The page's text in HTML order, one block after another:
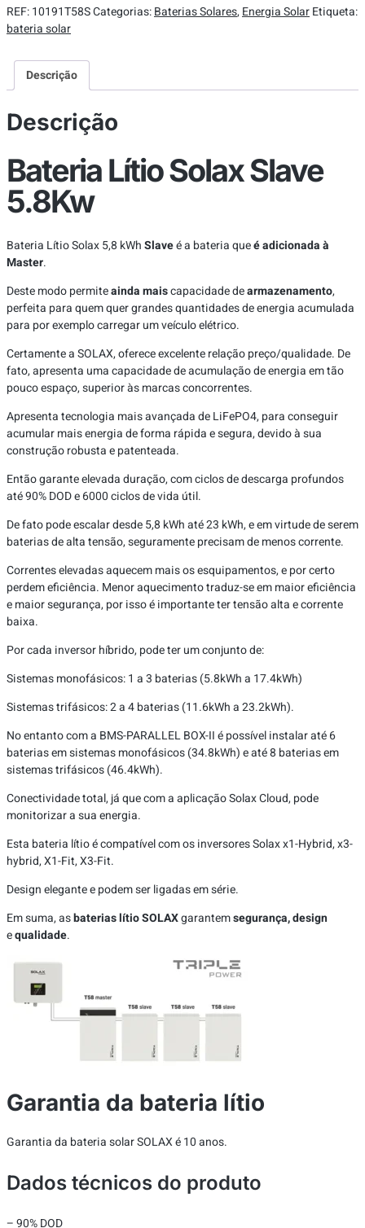
REF:10191T58SCategorias:Baterias Solares,Energia SolarEtiqueta:
bateria solar
Descrição
Descrição
Bateria Lítio Solax Slave
5.8Kw
Bateria Lítio Solax 5,8 kWhSlaveé a bateria queé adicionada à
Master.
Deste modo permiteainda maiscapacidade dearmazenamento,
perfeita para quem quer grandes quantidades de energia acumulada
para por exemplo carregar um veículo elétrico.
Certamente a SOLAX, oferece excelente relação preço/qualidade. De
fato, apresenta uma capacidade de acumulação de energia em tão
pouco espaço, superior às marcas concorrentes.
Apresenta tecnologia mais avançada de LiFePO4, para conseguir
acumular mais energia de forma rápida e segura, devido à sua
construção robusta e patenteada.
Então garante elevada duração, com ciclos de descarga profundos
até 90% DOD e 6000 ciclos de vida útil.
De fato pode escalar desde 5,8 kWh até 23 kWh, e em virtude de serem
baterias de alta tensão, seguramente precisam de menos corrente.
Correntes elevadas aquecem mais os esquipamentos, e por certo
perdem eficiência. Menor aquecimento traduz-se em maior eficiência
e maior segurança, por isso é importante ter tensão alta e corrente
baixa.
Por cada inversor híbrido, pode ter um conjunto de:
Sistemas monofásicos: 1 a 3 baterias (5.8kWh a 17.4kWh)
Sistemas trifásicos: 2 a 4 baterias (11.6kWh a 23.2kWh).
No entanto com a BMS-PARALLEL BOX-II é possível instalar até 6
baterias em sistemas monofásicos (34.8kWh) e até 8 baterias em
sistemas trifásicos (46.4kWh).
Conectividade total, já que com a aplicação Solax Cloud, pode
monitorizar a sua energia.
Esta bateria lítio é compatível com os inversores Solax x1-Hybrid, x3-
hybrid, X1-Fit, X3-Fit.
Design elegante e podem ser ligadas em série.
Em suma, asbaterias lítio SOLAXgarantemsegurança, design
equalidade.
Garantia da bateria lítio
Garantia da bateria solar SOLAX é 10 anos.
Dados técnicos do produto
– 90% DOD